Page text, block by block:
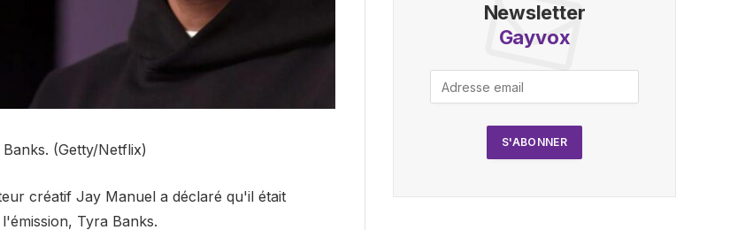
(Getty/Netflix)
créatif Jay Manuel a déclaré qu'il était
Tyra Banks.
Newsletter
Gayvox